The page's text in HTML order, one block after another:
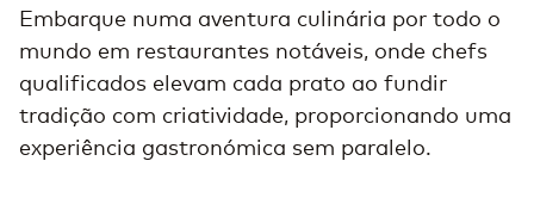
Embarque numa aventura culinária por todo o
mundo em restaurantes notáveis, onde chefs
qualificados elevam cada prato ao fundir
tradição com criatividade, proporcionando uma
experiência gastronómica sem paralelo.